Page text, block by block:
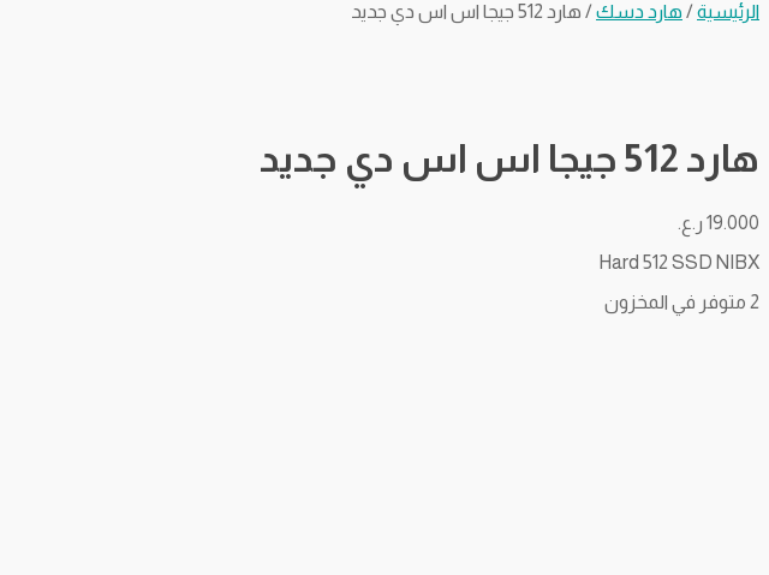
الرئيسية/ هارد دسك/ هارد 512 جيجا اس اس دي جديد
هارد 512 جيجا اس اس دي جديد
19.000 ر.ع.
Hard 512 SSD NIBX
2 متوفر في المخزون